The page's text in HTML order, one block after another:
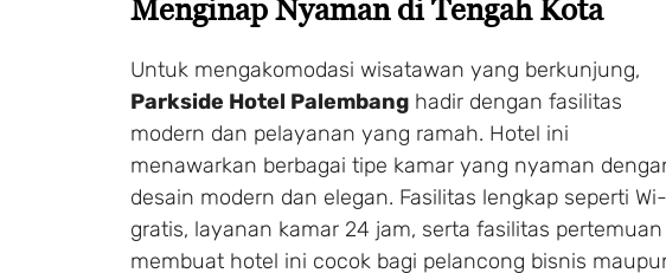
Menginap Nyaman di Tengah Kota
Untuk mengakomodasi wisatawan yang berkunjung,
Parkside Hotel Palembang hadir dengan fasilitas
modern dan pelayanan yang ramah. Hotel ini
menawarkan berbagai tipe kamar yang nyaman
desain modern dan elegan. Fasilitas lengkap seperti
gratis, layanan kamar 24 jam, serta fasilitas pertemuan
membuat hotel ini cocok bagi pelancong bisnis